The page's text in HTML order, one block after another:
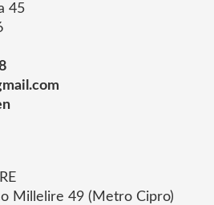
45
Millelire 49 (Metro Cipro)